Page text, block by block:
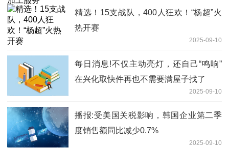
精选！15支战队，400人狂欢！“杨超”火
热开赛
2025-09-10
每日消息!不仅主动亮灯，还自己“鸣响”
在兴化取快件再也不需要满屋子找了
2025-09-10
播报:受美国关税影响，韩国企业第二季
度销售额同比减少0.7%
2025-09-10